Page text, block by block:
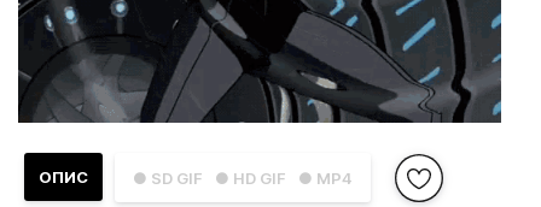
● SD GIF ● HD GIF ● MP4
ОПИС